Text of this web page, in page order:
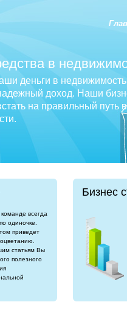
в
деньги в
доход. Наши
на правильный путь
всегда
одиночке.
приведет
статьям Вы
полезного
Бизнес